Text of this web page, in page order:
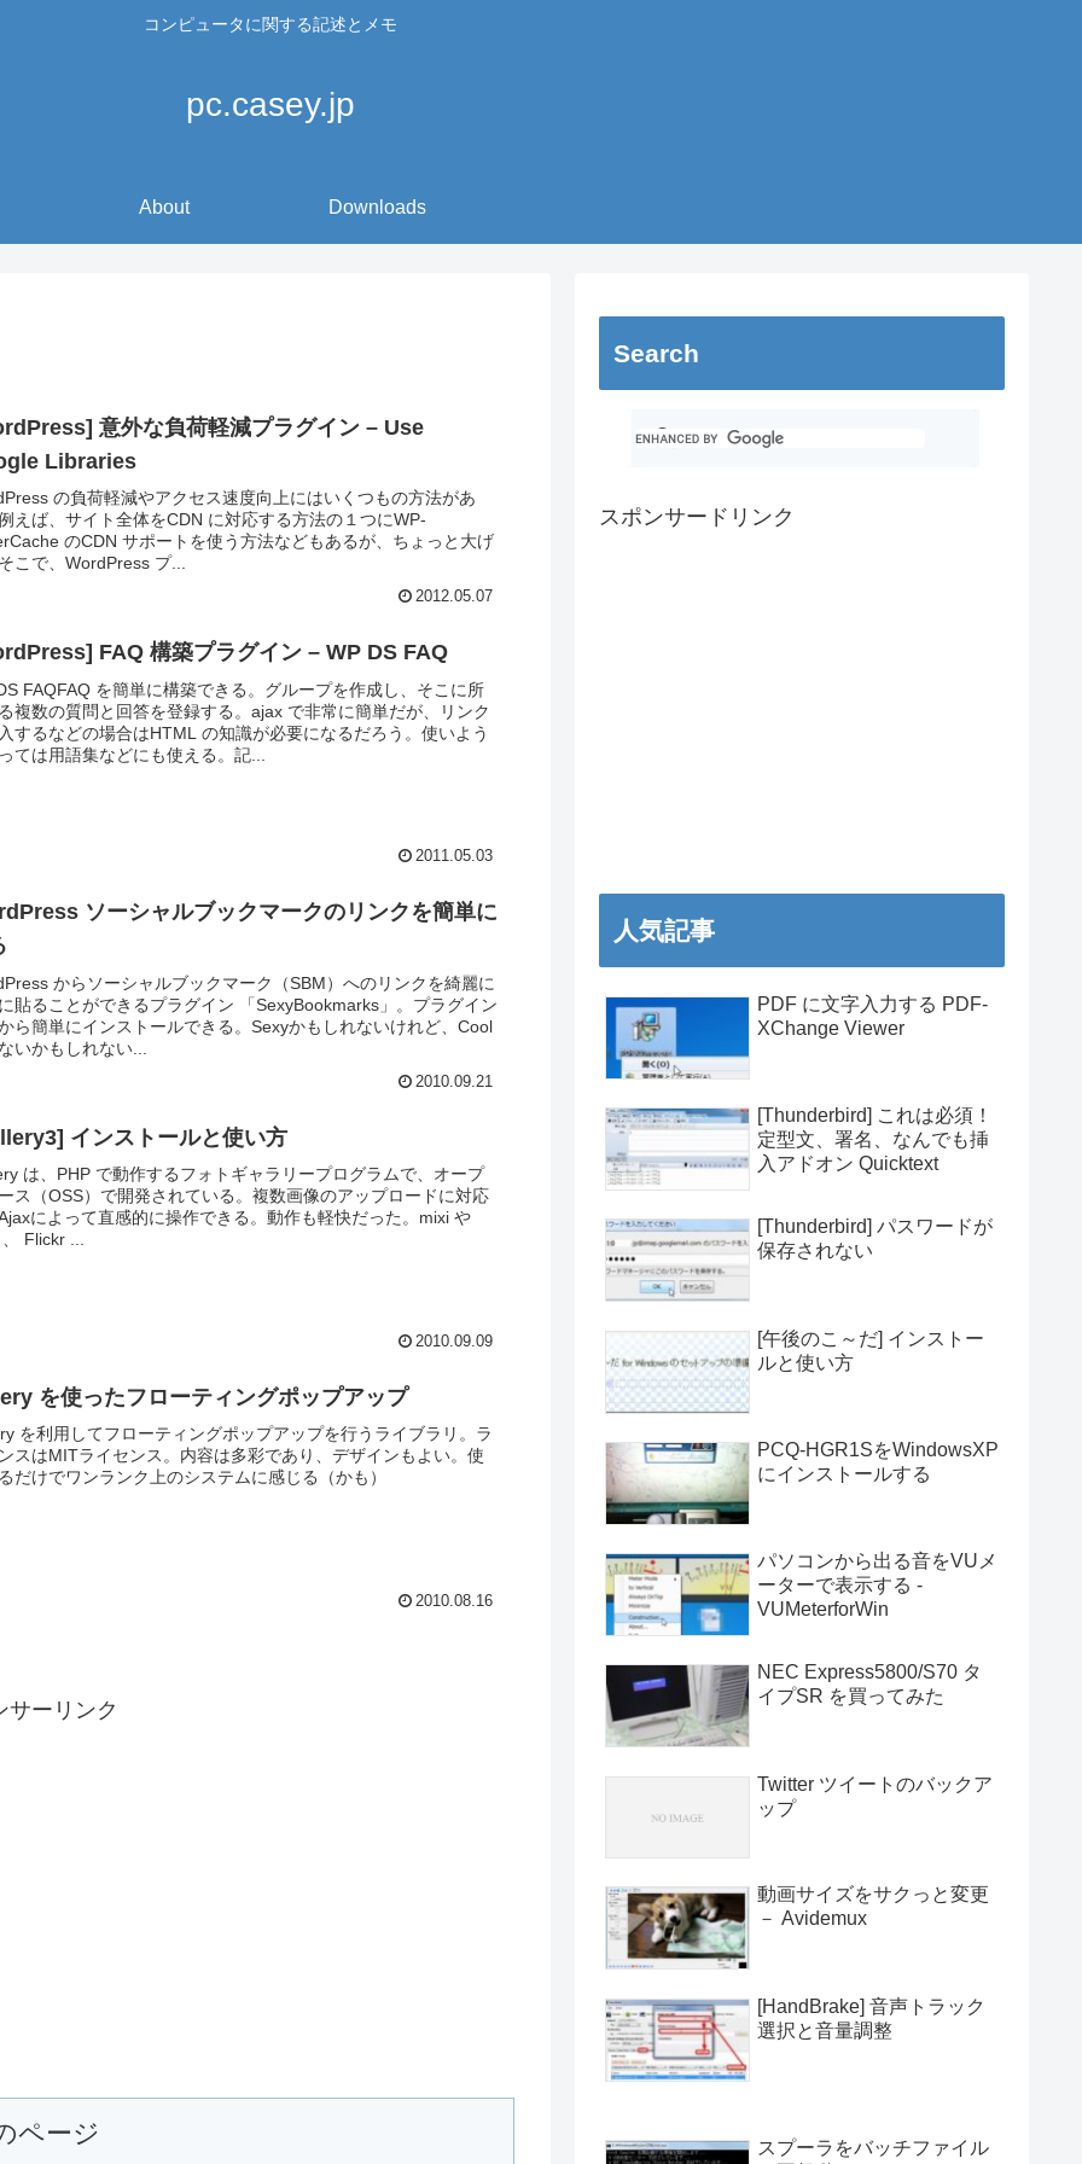
コンピュータに関する記述とメモ
pc.casey.jp
About Downloads
意外な負荷軽減プラグイン – Use
Libraries
の負荷軽減やアクセス速度向上にはいくつもの方法があ
えば、サイト全体をCDN に対応する方法の１つにWP-
のCDN サポートを使う方法などもあるが、ちょっと大げ
こで、WordPress プ...
2012.05.07
FAQ 構築プラグイン – WP DS FAQ
FAQFAQ を簡単に構築できる。グループを作成し、そこに所
複数の質問と回答を登録する。ajax で非常に簡単だが、リンク
するなどの場合はHTML の知識が必要になるだろう。使いよう
ては用語集などにも使える。記...
2011.05.03
ソーシャルブックマークのリンクを簡単に
からソーシャルブックマーク（SBM）へのリンクを綺麗に
貼ることができるプラグイン 「SexyBookmarks」。プラグイン
ら簡単にインストールできる。Sexyかもしれないけれど、Cool
いかもしれない...
2010.09.21
インストールと使い方
は、PHP で動作するフォトギャラリープログラムで、オープ
ス（OSS）で開発されている。複数画像のアップロードに対応
によって直感的に操作できる。動作も軽快だった。mixi や
Flickr ...
2010.09.09
を使ったフローティングポップアップ
を利用してフローティングポップアップを行うライブラリ。ラ
スはMITライセンス。内容は多彩であり、デザインもよい。使
だけでワンランク上のシステムに感じる（かも）
2010.08.16
サーリンク
ページ
Search
スポンサードリンク
人気記事
PDF に文字入力する PDF-
XChange Viewer
[Thunderbird] これは必須！
定型文、署名、なんでも挿
入アドオン Quicktext
[Thunderbird] パスワードが
保存されない
[午後のこ～だ] インストー
ルと使い方
PCQ-HGR1SをWindowsXP
にインストールする
パソコンから出る音をVUメ
ーターで表示する -
VUMeterforWin
NEC Express5800/S70 タ
イプSR を買ってみた
Twitter ツイートのバックア
ップ
動画サイズをサクっと変更
－ Avidemux
[HandBrake] 音声トラック
選択と音量調整
スプーラをバッチファイル